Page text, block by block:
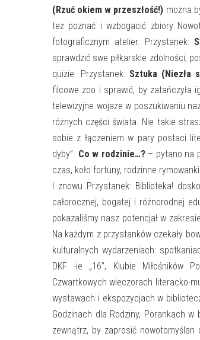
(Rzuć okiem w przeszłość!) można
też poznać i wzbogacić zbiory
fotograficznym atelier. Przystanek:
sprawdzić swe piłkarskie zdolności,
quizie. Przystanek: Sztuka (Niezła
filcowe zoo i sprawić, by zatańczyła
telewizyjne wojaże w poszukiwaniu
różnych części świata. Nie takie
sobie z łączeniem w pary postaci
dyby”. Co w rodzinie…? – pytano na
czas, koło fortuny, rodzinne
I znowu Przystanek: Biblioteka!
całorocznej, bogatej i różnorodnej
pokazaliśmy nasz potencjał w
Na każdym z przystanków czekały
kulturalnych wydarzeniach:
DKF -ie „16”, Klubie Miłośników
Czwartkowych wieczorach literacko-
wystawach i ekspozycjach w
Godzinach dla Rodziny, Porankach
zewnątrz, by zaprosić